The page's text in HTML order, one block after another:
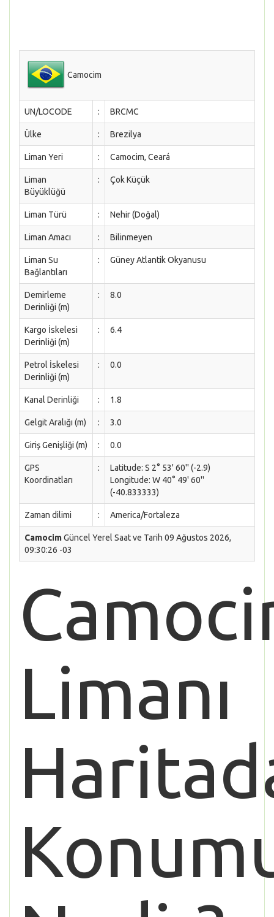
Camocim
UN/LOCODE : BRCMC
Ülke : Brezilya
Liman Yeri : Camocim, Ceará
Liman
Büyüklüğü
: Çok Küçük
Liman Türü : Nehir (Doğal)
Liman Amacı : Bilinmeyen
Liman Su
Bağlantıları
: Güney Atlantik Okyanusu
Demirleme
Derinliği (m)
: 8.0
Kargo İskelesi
Derinliği (m)
: 6.4
Petrol İskelesi
Derinliği (m)
: 0.0
Kanal Derinliği : 1.8
Gelgit Aralığı (m) : 3.0
Giriş Genişliği (m) : 0.0
GPS
Koordinatları
:
Latitude: S 2° 53' 60'' (-2.9)
Longitude: W 40° 49' 60''
(-40.833333)
Zaman dilimi : America/Fortaleza
CamocimGüncel Yerel Saat ve Tarih 09 Ağustos 2026,
09:30:26 -03
Limanı